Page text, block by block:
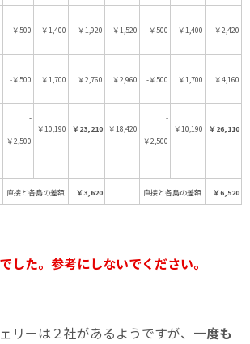
-￥500 ￥1,400 ￥1,920 ￥1,520 -￥500 ￥1,400 ￥2,420
-￥500 ￥1,700 ￥2,760 ￥2,960 -￥500 ￥1,700 ￥4,160
-
￥2,500
￥10,190 ￥23,210 ￥18,420
-
￥2,500
￥10,190 ￥26,110
直接と各島の差額 ￥3,620 直接と各島の差額 ￥6,520
した。参考にしないでください。
ーは２社があるようですが、 一度も